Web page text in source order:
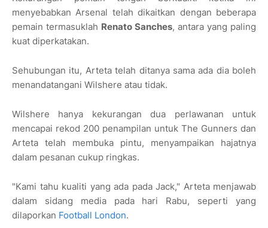
menyebabkan Arsenal telah dikaitkan dengan beberapa
pemain termasuklah Renato Sanches, antara yang paling
kuat diperkatakan.
Sehubungan itu, Arteta telah ditanya sama ada dia boleh
menandatangani Wilshere atau tidak.
Wilshere hanya kekurangan dua perlawanan untuk
mencapai rekod 200 penampilan untuk The Gunners dan
Arteta telah membuka pintu, menyampaikan hajatnya
dalam pesanan cukup ringkas.
"Kami tahu kualiti yang ada pada Jack," Arteta menjawab
dalam sidang media pada hari Rabu, seperti yang
dilaporkan Football London.